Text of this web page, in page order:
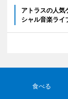
アトラスの人気
シャル音楽ラ
食べる